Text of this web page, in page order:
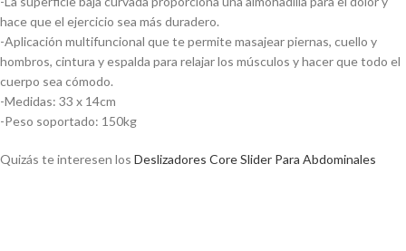
hace que el ejercicio sea más duradero.
-Aplicación multifuncional que te permite masajear piernas, cuello y
hombros, cintura y espalda para relajar los músculos y hacer que todo el
cuerpo sea cómodo.
-Medidas: 33 x 14cm
-Peso soportado: 150kg
Quizás te interesen los Deslizadores Core Slider Para Abdominales